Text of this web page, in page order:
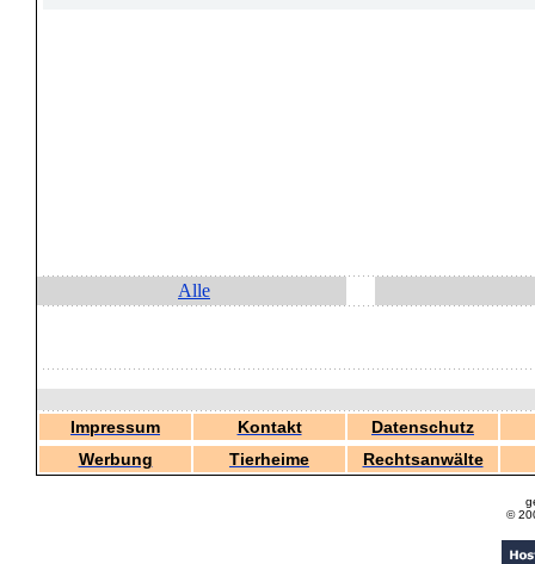
Alle
Impressum Kontakt
Datenschutz
Werbung
Tierheime Rechtsanwälte
©